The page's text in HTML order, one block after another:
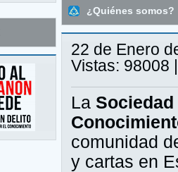
¿Quiénes somos?
22 de Enero
Vistas: 98008
La
comunidad
y cartas en